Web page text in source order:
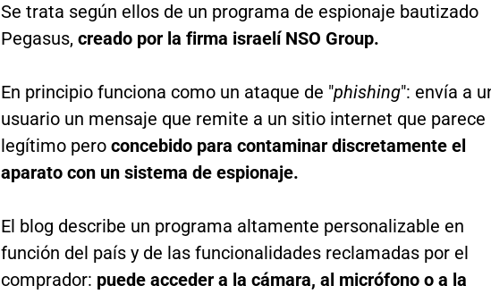
Se trata según ellos de un programa de espionaje bautizado
Pegasus, creado por la firma israelí NSO Group.
En principio funciona como un ataque de "phishing": envía a
usuario un mensaje que remite a un sitio internet que parece
legítimo pero concebido para contaminar discretamente el
aparato con un sistema de espionaje.
El blog describe un programa altamente personalizable en
función del país y de las funcionalidades reclamadas por el
comprador: puede acceder a la cámara, al micrófono o a la